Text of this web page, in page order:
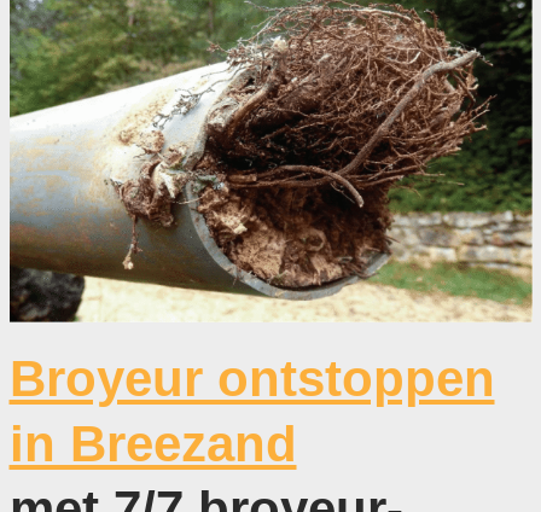
Broyeur ontstoppen
in Breezand